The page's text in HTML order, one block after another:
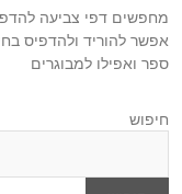
מחפשים דפי צביעה
אפשר להוריד ולהדפיס
ספר ואפילו למבוגרים
חיפוש